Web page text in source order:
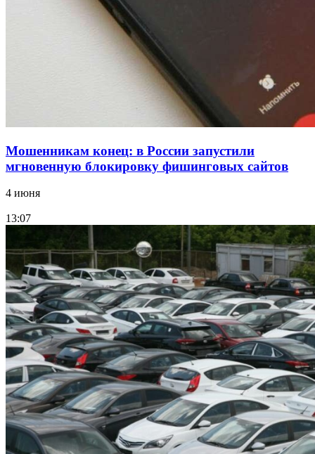
Волгоградские компании нарастили экспорт:
заключены контракты на 3,6 млн долларов
Мошенникам конец: в России запустили
мгновенную блокировку фишинговых сайтов
4 июня
13:07